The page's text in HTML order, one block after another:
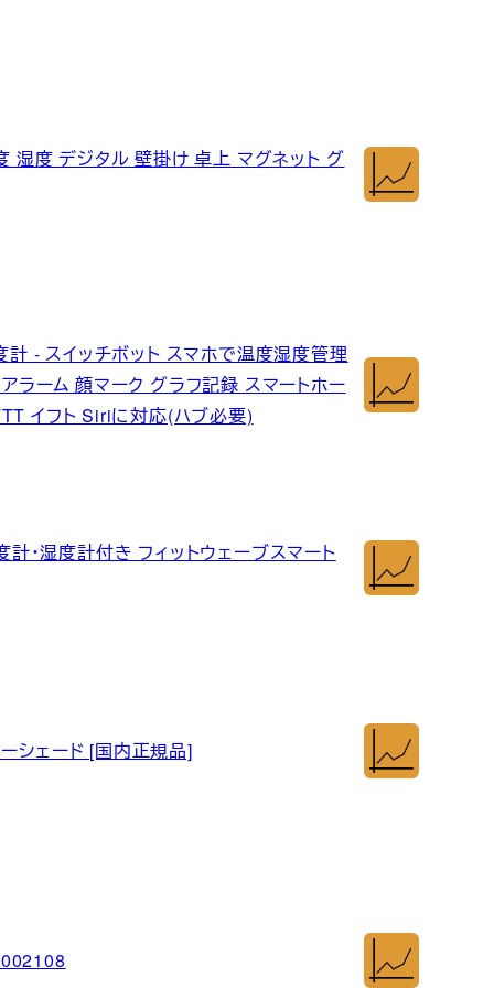
湿度 デジタル 壁掛け 卓上 マグネット グ
- スイッチボット スマホで温度湿度管理
ラーム 顔マーク グラフ記録 スマートホー
イフト Siriに対応(ハブ必要)
・湿度計付き フィットウェーブスマート
シェード [国内正規品]
002108